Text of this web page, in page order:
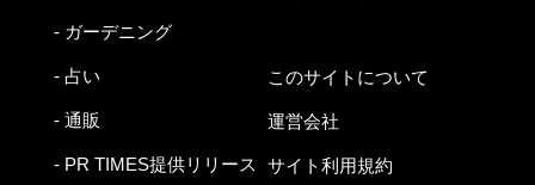
- ガーデニング
- 占い
- 通販
- PR TIMES提供リリース
このサイトについて
運営会社
サイト利用規約